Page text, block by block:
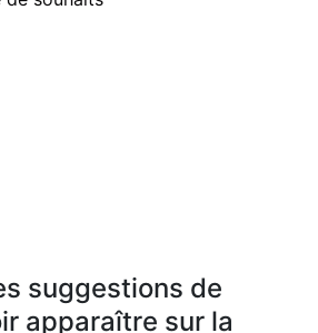
suggestions de
apparaître sur la